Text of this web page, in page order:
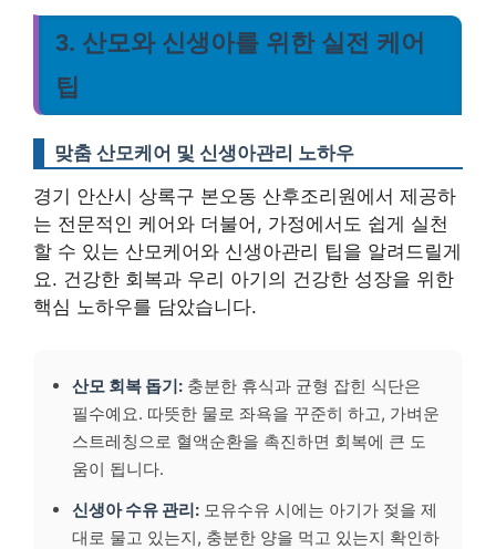
3. 산모와 신생아를 위한 실전 케어
팁
맞춤 산모케어 및 신생아관리 노하우
경기 안산시 상록구 본오동 산후조리원에서 제공하
는 전문적인 케어와 더불어, 가정에서도 쉽게 실천
할 수 있는 산모케어와 신생아관리 팁을 알려드릴게
요. 건강한 회복과 우리 아기의 건강한 성장을 위한
핵심 노하우를 담았습니다.
산모 회복 돕기: 충분한 휴식과 균형 잡힌 식단은
필수예요. 따뜻한 물로 좌욕을 꾸준히 하고, 가벼운
스트레칭으로 혈액순환을 촉진하면 회복에 큰 도
움이 됩니다.
신생아 수유 관리: 모유수유 시에는 아기가 젖을 제
대로 물고 있는지, 충분한 양을 먹고 있는지 확인하